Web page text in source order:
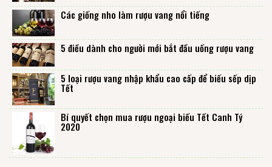
Các giống nho làm rượu vang nổi tiếng
5 điều dành cho người mới bắt đầu uống rượu vang
5 loại rượu vang nhập khẩu cao cấp để biếu sếp dịp
Tết
Bí quyết chọn mua rượu ngoại biếu Tết Canh Tý
2020